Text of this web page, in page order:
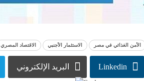
الأمن الغذائي في مصر الاستثمار الأجنبي الاقتصاد المصري
Linkedin البريد الإلكتروني